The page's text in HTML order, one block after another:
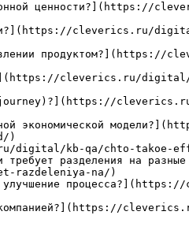
cleverics.ru/
journey)?](https://
экономической
)
digital/kb-qa/chto-
требует разделения на
razdeleniya-na/)
в улучшение
компанией?](https://